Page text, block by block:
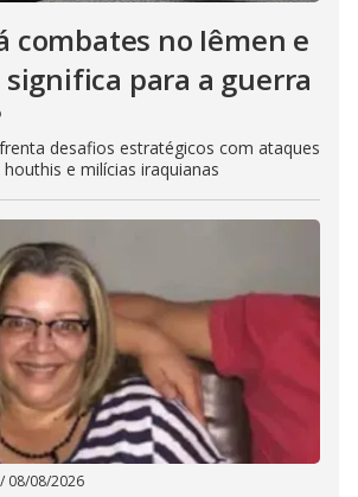
combates no Iêmen e
significa para a guerra
desafios estratégicos com ataques
e milícias iraquianas
/ 08/08/2026